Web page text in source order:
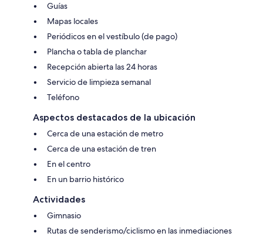
Guías
Mapas locales
Periódicos en el vestíbulo (de pago)
Plancha o tabla de planchar
Recepción abierta las 24 horas
Servicio de limpieza semanal
Teléfono
Aspectos destacados de la ubicación
Cerca de una estación de metro
Cerca de una estación de tren
En el centro
En un barrio histórico
Actividades
Gimnasio
Rutas de senderismo/ciclismo en las inmediaciones